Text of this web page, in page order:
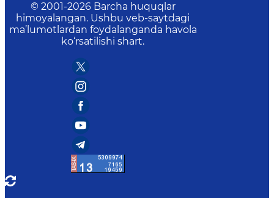
© 2001-2026 Barcha huquqlar
himoyalangan. Ushbu veb-saytdagi
ma’lumotlardan foydalanganda havola
ko‘rsatilishi shart.